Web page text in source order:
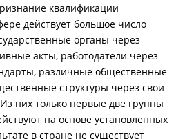
квалификации
действует большое число
органы через
акты, работодатели через
различные общественные
структуры через свои
них только первые две группы
на основе установленных
в стране не существует